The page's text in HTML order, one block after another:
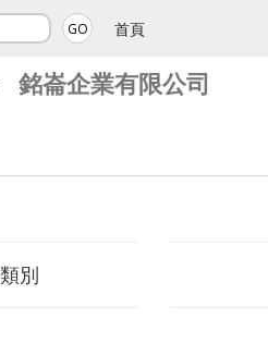
GO 首頁
銘崙企業有限公司
別